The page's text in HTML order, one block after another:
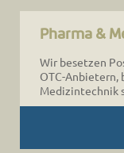
Pharma &
Wir besetzen
OTC-Anbietern,
Medizintechnik